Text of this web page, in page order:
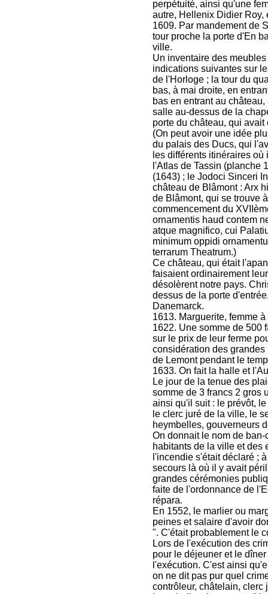
perpétuité, ainsi qu'une
autre, Hellenix Didier Roy,
1609. Par mandement de
tour proche la porte d'En
ville.
Un inventaire des
indications suivantes sur
de l'Horloge ; la tour du
bas, à mai droite, en
bas en entrant au
salle au-dessus de la
porte du château, qui
(On peut avoir une idée
du palais des Ducs, qui
les différents itinéraires
l'Atlas de Tassin (planche
(1643) ; le Jodoci Sinceri
château de Blâmont : Arx
de Blâmont, qui se trouve
commencement du
ornamentis haud contem
atque magnifico, cui
minimum oppidi
terrarum Theatrum.)
Ce château, qui était
faisaient ordinairement
désolèrent notre pays.
dessus de la porte
Danemarck.
1613. Marguerite, femme
1622. Une somme de 500
sur le prix de leur ferme
considération des
de Lemont pendant le
1633. On fait la halle et
Le jour de la tenue des
somme de 3 francs 2 gros
ainsi qu'il suit : le prévôt,
le clerc juré de la ville, le
heymbelles, gouverneurs
On donnait le nom de
habitants de la ville et des
l'incendie s'était déclaré ;
secours là où il y avait
grandes cérémonies
faite de l'ordonnance de
répara.
En 1552, le marlier ou
peines et salaire d'avoir
". C'était probablement le
Lors de l'exécution des
pour le déjeuner et le
l'exécution. C'est ainsi
on ne dit pas pur quel
contrôleur, châtelain, clerc